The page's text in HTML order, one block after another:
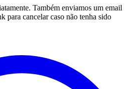
Também enviamos um email
para cancelar caso não tenha sido